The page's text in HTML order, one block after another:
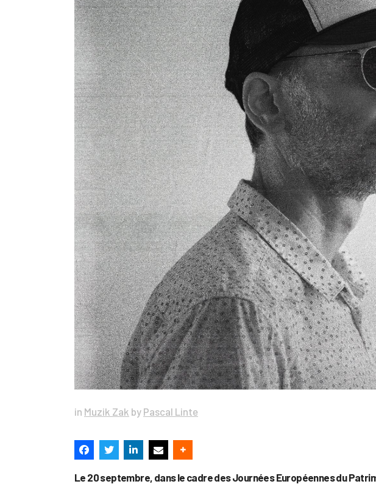
in Muzik Zak by Pascal Linte
Le 20 septembre, dans le cadre des Journées Européennes du